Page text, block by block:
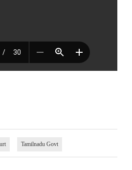
Tamilnadu Govt